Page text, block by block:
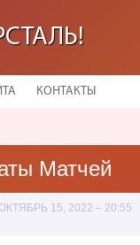
КОНТАКТЫ
Матчей
ОКТЯБРЬ 15, 2022 – 20:55